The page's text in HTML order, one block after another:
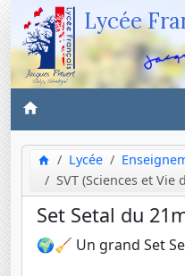
Lycée
Lycée
SVT (Sciences et Vie
Set Setal du
🌍🧹 Un grand Set